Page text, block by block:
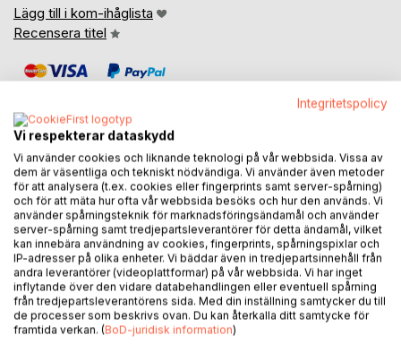
Lägg till i kom-ihåglista
Recensera titel
BESKRIVNING
Boken berör sjukdomar som har fatigue/utmattning och
smärta, så som tex hEDS och Fibromyalgi, och sjukdomar
som utlöses efter tex en infektion, som POTS eller
ME/CFS.
EBV (körtelfeber) har varit en känd faktor, men nu pekar
det även på att Covid 19, utlöser vissa av sjukdomarna.
Integritetspolicy
Vi respekterar dataskydd
Vi använder cookies och liknande teknologi på vår webbsida. Vissa av
dem är väsentliga och tekniskt nödvändiga. Vi använder även metoder
för att analysera (t.ex. cookies eller fingerprints samt server-spårning)
och för att mäta hur ofta vår webbsida besöks och hur den används. Vi
använder spårningsteknik för marknadsföringsändamål och använder
server-spårning samt tredjepartsleverantörer för detta ändamål, vilket
kan innebära användning av cookies, fingerprints, spårningspixlar och
IP-adresser på olika enheter. Vi bäddar även in tredjepartsinnehåll från
andra leverantörer (videoplattformar) på vår webbsida. Vi har inget
inflytande över den vidare databehandlingen eller eventuell spårning
från tredjepartsleverantörens sida. Med din inställning samtycker du till
de processer som beskrivs ovan. Du kan återkalla ditt samtycke för
framtida verkan. (BoD-juridisk information)